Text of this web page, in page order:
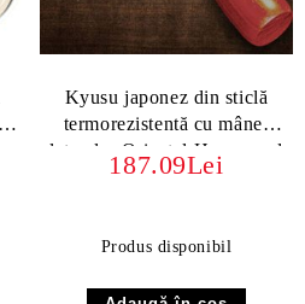
Kyusu japonez din sticlă
termorezistentă cu mâner
lateral – Oriental Hammered
Glass 300 ml
187.09Lei
Produs disponibil